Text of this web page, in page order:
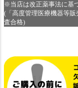
※当店は改正薬事法に基
(「高度管理医療機器等
査合格)